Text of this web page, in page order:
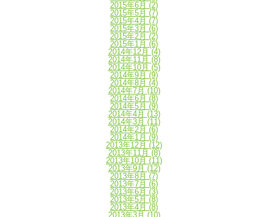
2015年6月 (2)
2015年5月 (7)
2015年4月 (7)
2015年3月 (6)
2015年2月 (2)
2015年1月 (6)
2014年12月 (4)
2014年11月 (8)
2014年10月 (5)
2014年9月 (9)
2014年8月 (4)
2014年7月 (10)
2014年6月 (8)
2014年5月 (9)
2014年4月 (13)
2014年3月 (11)
2014年2月 (6)
2014年1月 (9)
2013年12月 (12)
2013年11月 (8)
2013年10月 (11)
2013年9月 (12)
2013年8月 (7)
2013年7月 (6)
2013年6月 (3)
2013年5月 (8)
2013年4月 (8)
2013年3月 (10)